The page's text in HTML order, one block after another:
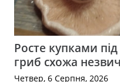
Росте купками
гриб схожа
Четвер, 6 Серпня, 2026